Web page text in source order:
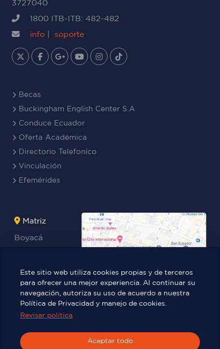
3727040
1800 ITB-ITB: 482-482
info
soporte
Becas
Buckingham English Center S.A
Conduce Ecuador
Oferta Académica
Directorio Telefoníco
Vinculación
Efemérides
Matriz
Boyacá
Teresa
Benites Ayala
Este sitio web utiliza cookies propias y de terceros
para ofrecer una mejor experiencia. Al continuar su
navegación, autoriza su uso de acuerdo a nuestra
Política de Privacidad y manejo de cookies.
Revisar política
Aceptar todo